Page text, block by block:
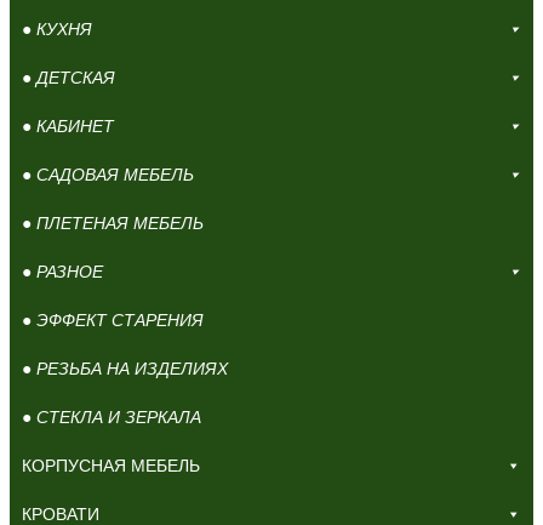
● КУХНЯ
● ДЕТСКАЯ
● КАБИНЕТ
● САДОВАЯ МЕБЕЛЬ
● ПЛЕТЕНАЯ МЕБЕЛЬ
● РАЗНОЕ
● ЭФФЕКТ СТАРЕНИЯ
● РЕЗЬБА НА ИЗДЕЛИЯХ
● СТЕКЛА И ЗЕРКАЛА
КОРПУСНАЯ МЕБЕЛЬ
КРОВАТИ